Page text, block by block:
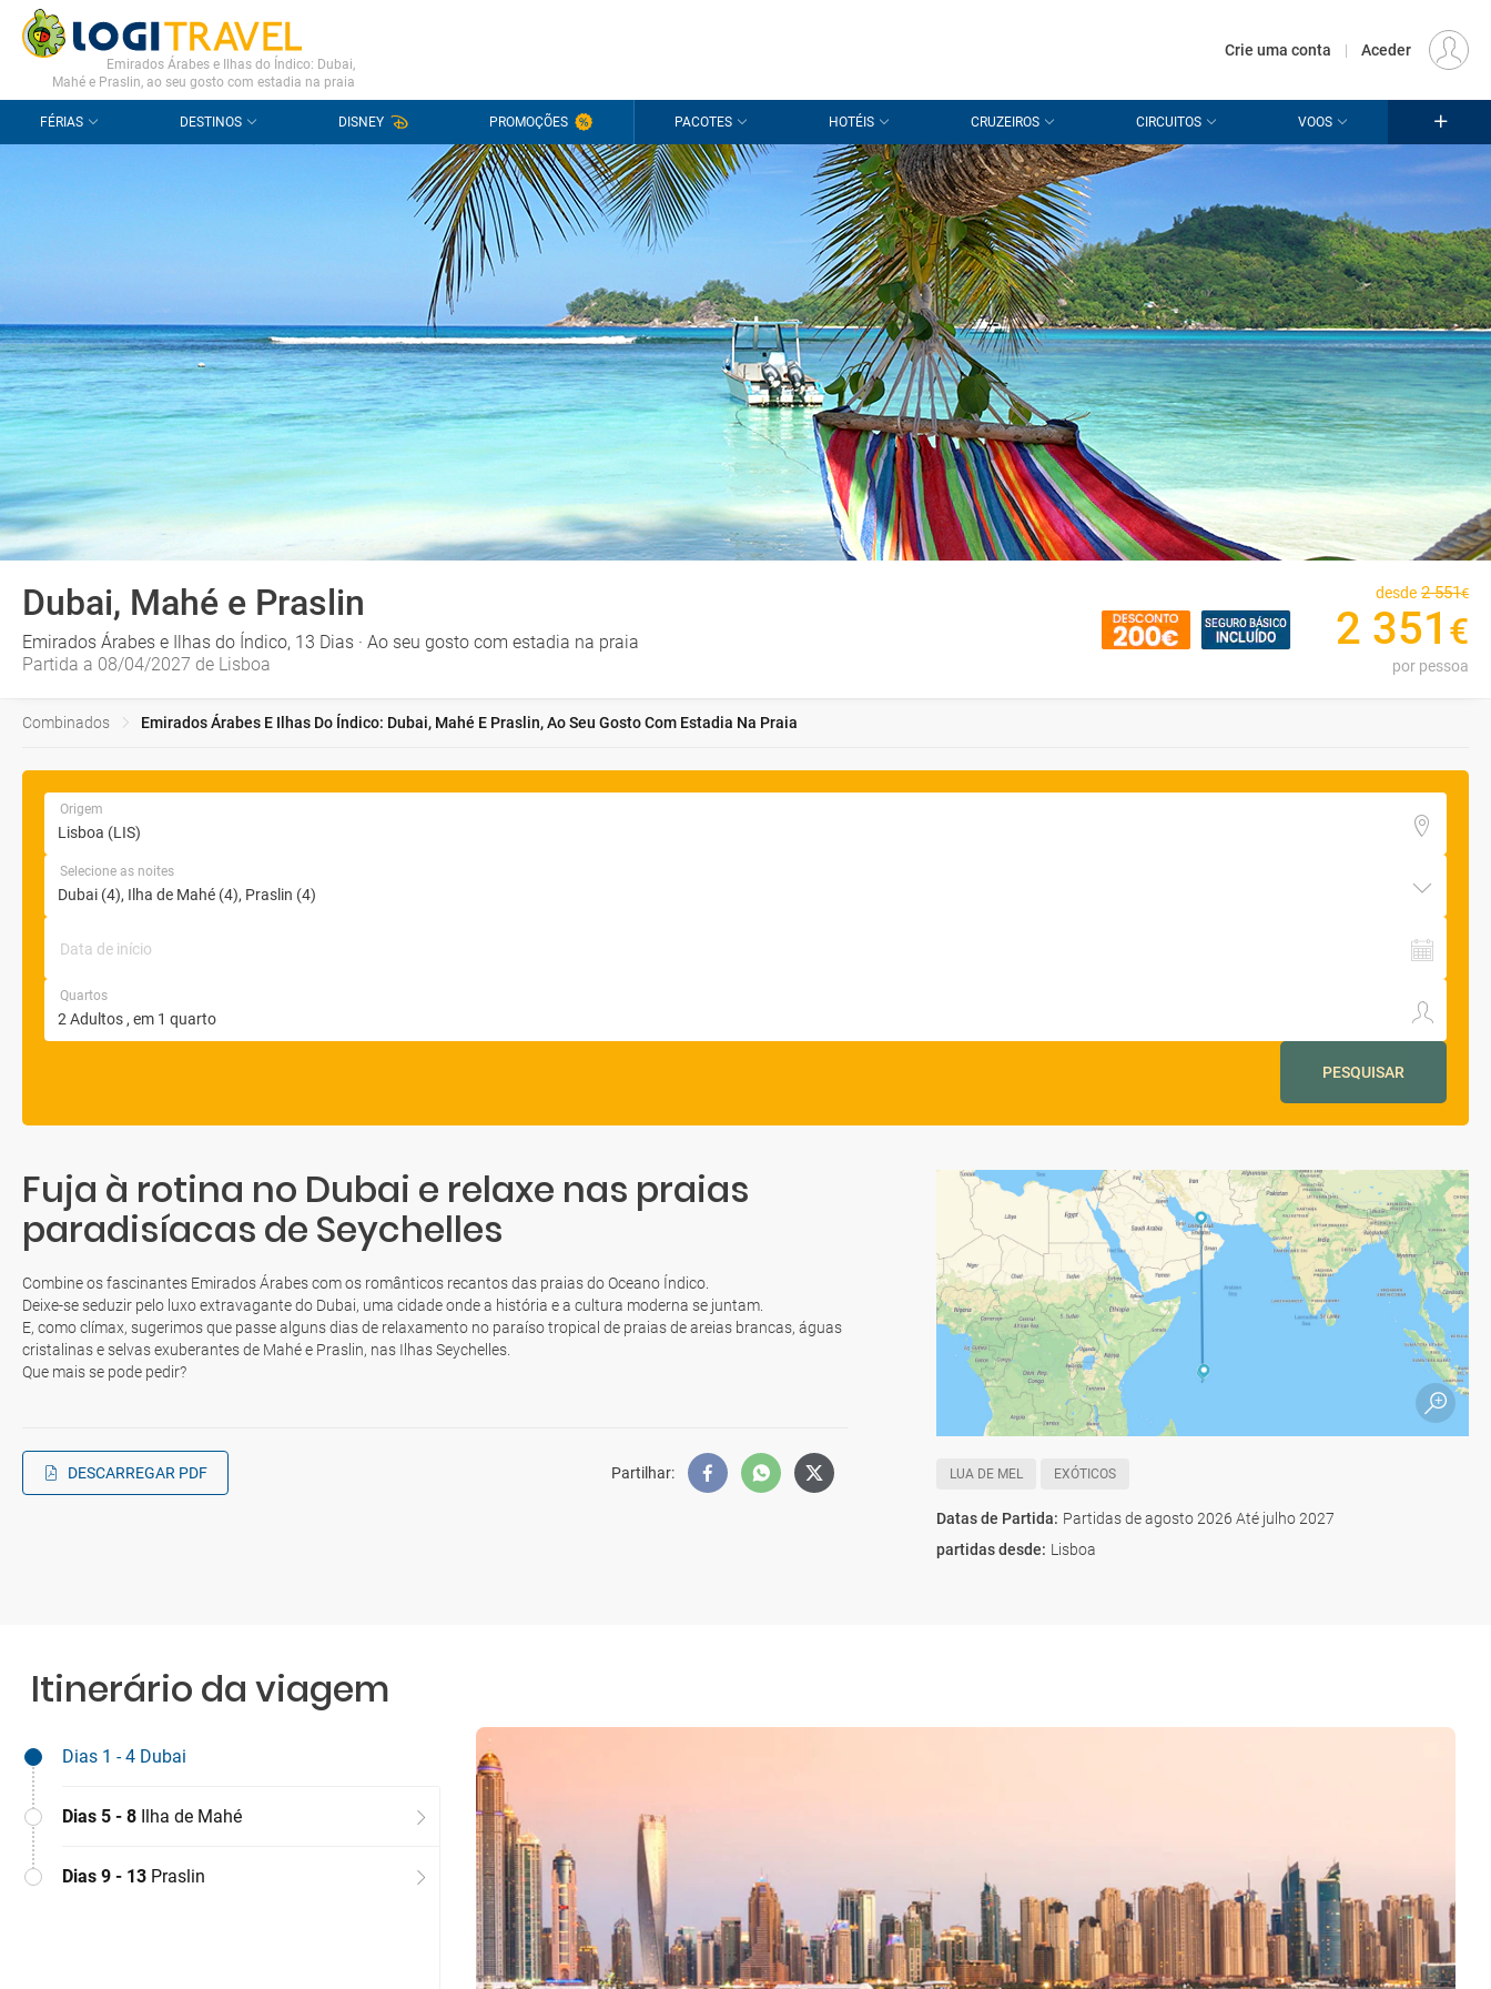
CONTACTO PERGUNTAS FREQUENTES
Emirados Árabes e Ilhas do Índico: Dubai,
Mahé e Praslin, ao seu gosto com estadia na praia
Crie uma conta | Aceder
FÉRIAS DESTINOS DISNEY PROMOÇÕES PACOTES HOTÉIS CRUZEIROS CIRCUITOS VOOS
Dubai, Mahé e Praslin
Emirados Árabes e Ilhas do Índico, 13 Dias · Ao seu gosto com estadia na praia
Partida a 08/04/2027 de Lisboa
desde 2 551€
2 351 €
por pessoa
Combinados Emirados Árabes E Ilhas Do Índico: Dubai, Mahé E Praslin, Ao Seu Gosto Com Estadia Na Praia
Origem
Selecione as noites
Data de início
Quartos
PESQUISAR
Fuja à rotina no Dubai e relaxe nas praias
paradisíacas de Seychelles
Combine os fascinantes Emirados Árabes com os românticos recantos das praias do Oceano Índico.
Deixe-se seduzir pelo luxo extravagante do Dubai, uma cidade onde a história e a cultura moderna se juntam.
E, como clímax, sugerimos que passe alguns dias de relaxamento no paraíso tropical de praias de areias brancas, águas
cristalinas e selvas exuberantes de Mahé e Praslin, nas Ilhas Seychelles.
Que mais se pode pedir?
DESCARREGAR PDF Partilhar: LUA DE MEL EXÓTICOS
Datas de Partida: Partidas de agosto 2026 Até julho 2027
partidas desde: Lisboa
Itinerário da viagem
Dias 1 - 4 Dubai
Dias 5 - 8 Ilha de Mahé
Dias 9 - 13 Praslin